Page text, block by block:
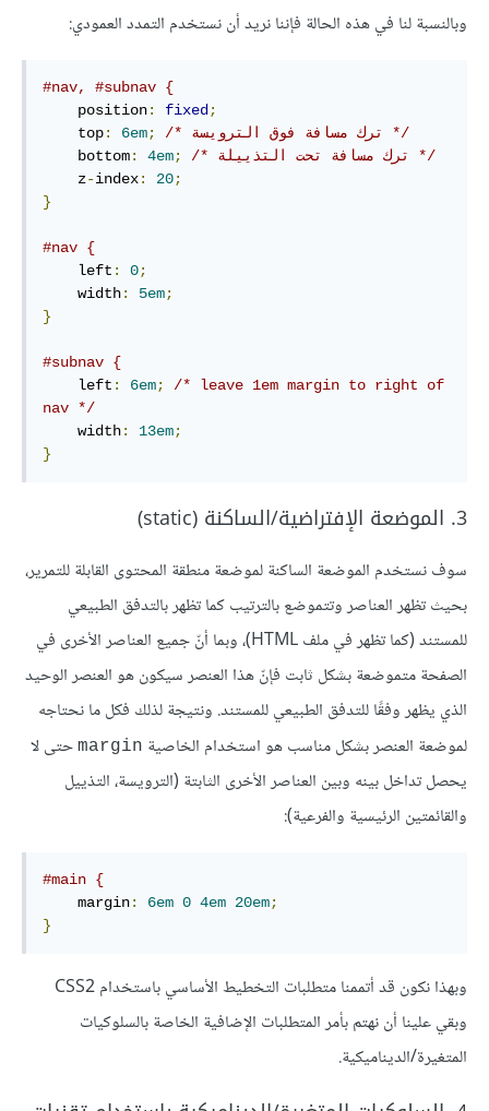
وبالنسبة لنا في هذه الحالة فإننا نريد أن نستخدم التمدد العمودي:
#nav, #subnav {
    position
: fixed ;
    top
: 6em;
/* ترك مسافة فوق الترويسة */
    bottom
: 4em;
/* ترك مسافة تحت التذييلة */
    z
-index: 20;
}
#nav {
    left
: 0;
    width
: 5em;
}
#subnav {
    left
: 6em;
/* leave 1em margin to right of
nav */
    width
: 13em;
}
3. الموضعة الإفتراضية/الساكنة (static)
سوف نستخدم الموضعة الساكنة لموضعة منطقة المحتوى القابلة للتمرير،
بحيث تظهر العناصر وتتموضع بالترتيب كما تظهر بالتدفق الطبيعي
للمستند (كما تظهر في ملف HTML)، وبما أنّ جميع العناصر الأخرى في
الصفحة متموضعة بشكل ثابت فإنّ هذا العنصر سيكون هو العنصر الوحيد
الذي يظهر وفقًا للتدفق الطبيعي للمستند. ونتيجة لذلك فكل ما نحتاجه
لموضعة العنصر بشكل مناسب هو استخدام الخاصية margin حتى لا
يحصل تداخل بينه وبين العناصر الأخرى الثابتة (الترويسة، التذييل
والقائمتين الرئيسية والفرعية):
#main {
    margin
: 6em 0 4em 20em;
}
وبهذا نكون قد أتممنا متطلبات التخطيط الأساسي باستخدام CSS2
وبقي علينا أن نهتم بأمر المتطلبات الإضافية الخاصة بالسلوكيات
المتغيرة/الديناميكية.